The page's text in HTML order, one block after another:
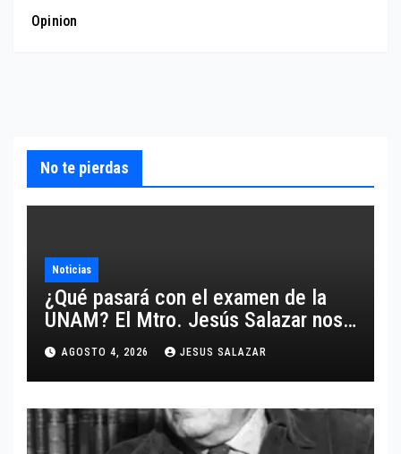
Opinion
No te pierdas
Noticias
¿Qué pasará con el examen de la
UNAM? El Mtro. Jesús Salazar nos
comparte un análisis certero y al
grano respecto a este tema.
AGOSTO 4, 2026 JESUS SALAZAR